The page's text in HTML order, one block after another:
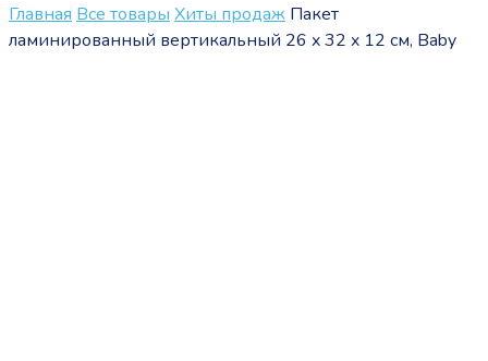
Главная Все товары Хиты продаж Пакет
ламинированный вертикальный 26 x 32 x 12 см, Baby